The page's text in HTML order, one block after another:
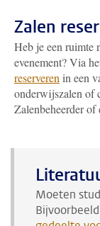
Zalen
Heb je een ruimte
evenement? Via
reserveren in een
onderwijszalen of
Zalenbeheerder of
Moeten